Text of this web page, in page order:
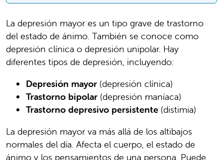
La depresión mayor es un tipo grave de trastorno
del estado de ánimo. También se conoce como
depresión clínica o depresión unipolar. Hay
diferentes tipos de depresión, incluyendo:
Depresión mayor (depresión clínica)
Trastorno bipolar (depresión maníaca)
Trastorno depresivo persistente (distimia)
La depresión mayor va más allá de los altibajos
normales del día. Afecta el cuerpo, el estado de
ánimo y los pensamientos de una persona. Puede